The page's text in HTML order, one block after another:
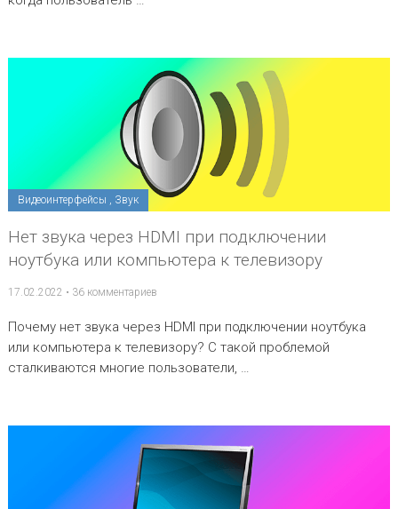
Нет звука через HDMI при подключении
ноутбука или компьютера к телевизору
Видеоинтерфейсы , Звук
17.02.2022 • 36 комментариев
Почему нет звука через HDMI при подключении ноутбука
или компьютера к телевизору? С такой проблемой
сталкиваются многие пользователи, …